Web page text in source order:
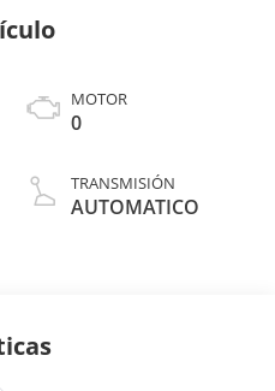
MOTOR
0
TRANSMISIÓN
AUTOMATICO